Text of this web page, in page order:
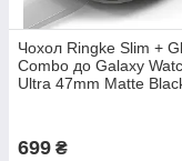
Чохол Ringke Slim +
Combo до Galaxy
Ultra 47mm Matte
699 ₴